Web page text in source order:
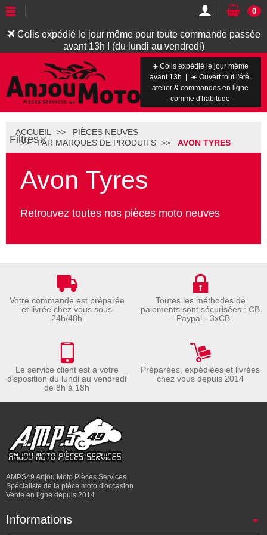
Colis expédié le jour même pour toute commande passée
avant 13h ! (du lundi au vendredi)
0
✈️ Colis expédié le jour même
avant 13h | ☀️ Ouvert tout l'été,
atelier & commandes en ligne
comme d'habitude
Filtres
ACCUEIL
PIÈCES NEUVES
PAR MARQUES DE PRODUITS
AVON TYRES
Avon Tyres
Retrouvez toutes nos pièces moto neuves
Votre commande est préparée
et livrée chez vous sous
24h/48h
Toutes les méthodes de
paiements sont sécurisées : CB
- Paypal - 3xCB
Le service client est a votre
disposition du lundi au vendredi
de 8h à 18h
Préparées, expédiées et livrées
chez vous depuis 2014
AMPS49 Anjou Moto Pièces Services
Spécialiste de la pièce moto d'occasion
Vente en ligne depuis 2014
Informations